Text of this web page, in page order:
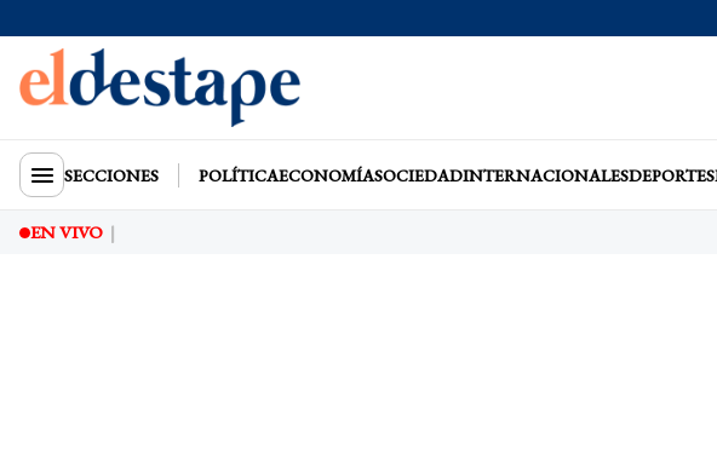
SECCIONES POLÍTICAECONOMÍASOCIEDADINTERNACIONALESDEPORTES
EN VIVO